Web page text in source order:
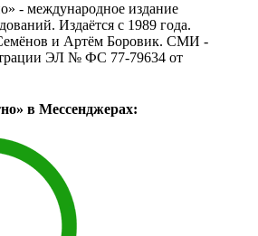
- международное издание
Издаётся с 1989 года.
и Артём Боровик. CМИ -
ЭЛ № ФС 77-79634 от
в Мессенджерах: